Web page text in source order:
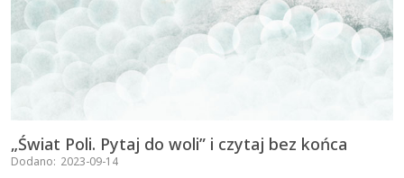
„Świat Poli. Pytaj do woli” i czytaj bez końca
Dodano: 2023-09-14